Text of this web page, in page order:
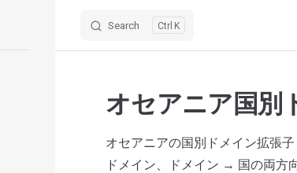
Search K
オセアニア国別
オセアニアの国別ドメイン拡張
ドメイン、ドメイン → 国の両方